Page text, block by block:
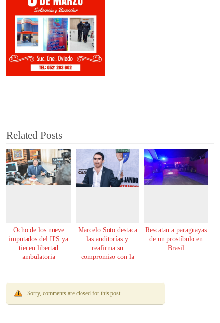
Related Posts
Ocho de los nueve
imputados del IPS ya
tienen libertad
ambulatoria
Marcelo Soto destaca
las auditorías y
reafirma su
compromiso con la
Rescatan a paraguayas
de un prostíbulo en
Brasil
Sorry, comments are closed for this post